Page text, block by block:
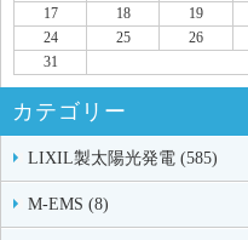
17
18 19
24
25 26
31
カテゴリー
LIXIL製太陽光発電 (585)
M-EMS (8)